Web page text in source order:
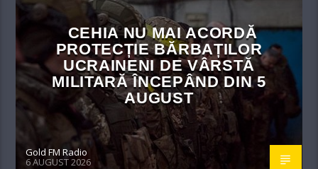
CEHIA NU MAI ACORDĂ
PROTECȚIE BĂRBAȚILOR
UCRAINENI DE VÂRSTĂ
MILITARĂ ÎNCEPÂND DIN 5
AUGUST
Gold FM Radio
6 AUGUST 2026